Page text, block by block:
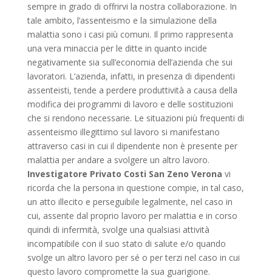
sempre in grado di offrirvi la nostra collaborazione. In
tale ambito, l’assenteismo e la simulazione della
malattia sono i casi più comuni. Il primo rappresenta
una vera minaccia per le ditte in quanto incide
negativamente sia sull’economia dell’azienda che sui
lavoratori. L’azienda, infatti, in presenza di dipendenti
assenteisti, tende a perdere produttività a causa della
modifica dei programmi di lavoro e delle sostituzioni
che si rendono necessarie. Le situazioni più frequenti di
assenteismo illegittimo sul lavoro si manifestano
attraverso casi in cui il dipendente non è presente per
malattia per andare a svolgere un altro lavoro.
Investigatore Privato Costi San Zeno Verona vi
ricorda che la persona in questione compie, in tal caso,
un atto illecito e perseguibile legalmente, nel caso in
cui, assente dal proprio lavoro per malattia e in corso
quindi di infermità, svolge una qualsiasi attività
incompatibile con il suo stato di salute e/o quando
svolge un altro lavoro per sé o per terzi nel caso in cui
questo lavoro compromette la sua guarigione.